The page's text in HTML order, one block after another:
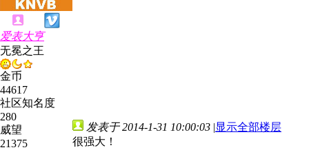
爱表大亨
无冕之王
金币
44617
社区知名度
280
威望
21375
发表于 2014-1-31 10:00:03 |显示全部楼层
很强大！